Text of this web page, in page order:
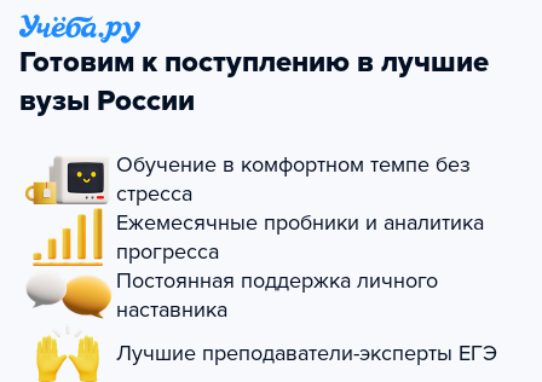
Готовим к поступлению в лучшие
вузы России
Обучение в комфортном темпе без
стресса
Ежемесячные пробники и аналитика
прогресса
Постоянная поддержка личного
наставника
Лучшие преподаватели-эксперты ЕГЭ